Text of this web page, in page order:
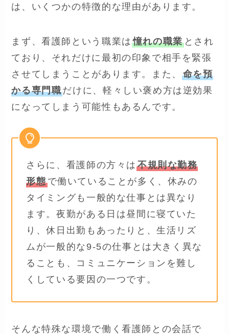
は、いくつかの特徴的な理由があります。
まず、看護師という職業は 憧れの職業とされ
ており、それだけに最初の印象で相手を緊張
させてしまうことがあります。また、 命を預
かる専門職だけに、軽々しい褒め方は逆効果
になってしまう可能性もあるんです。
さらに、看護師の方々は不規則な勤務
形態で働いていることが多く、休みの
タイミングも一般的な仕事とは異なり
ます。夜勤がある日は昼間に寝ていた
り、休日出勤もあったりと、生活リズ
ムが一般的な9-5の仕事とは大きく異な
ることも、コミュニケーションを難し
くしている要因の一つです。
そんな特殊な環境で働く看護師との会話で